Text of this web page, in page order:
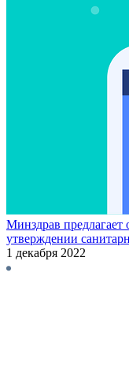
Минздрав предлагает
утверждении
1 декабря 2022